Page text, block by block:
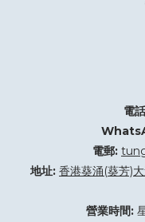
電
電郵:
地址: 香港葵涌(葵芳)
營業時間: